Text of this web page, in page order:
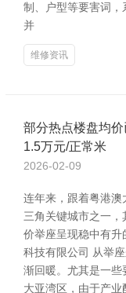
制、户型等要害词，
并
维修资讯
部分热点楼盘均
1.5万元/正常米
2026-02-09
连年来，跟着粤港
三角关键城市之一
价举座呈现稳中有
科技有限公司 从举
渐回暖。尤其是一
大亚湾区，由于产